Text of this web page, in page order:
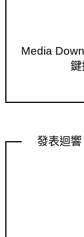
Media
鍵
發表迴響